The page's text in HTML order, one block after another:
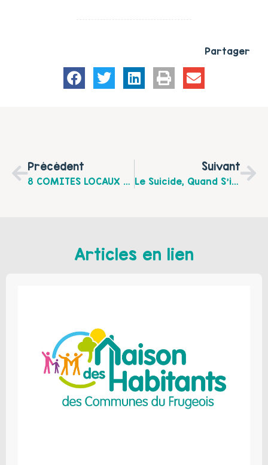
Partager
Précédent
8 COMITES LOCAUX PARENTALITE, 8 RENDEZ-VOUS EN JUIN 2015
Suivant
Le Suicide, Quand S’inquiéter Pour Les Adolescents ? : Un Dossier Bibliographique Pour En Parler
Articles en lien